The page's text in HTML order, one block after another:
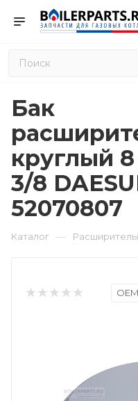
Бак
круглый
3/8
52070807
Каталог —
OEM